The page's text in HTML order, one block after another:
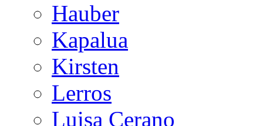
Hauber
Kapalua
Kirsten
Lerros
Luisa Cerano